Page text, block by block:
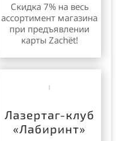
Скидка 7% на весь
ассортимент магазина
при предъявлении
карты Zachёt!
Лазертаг-клуб
«Лабиринт»